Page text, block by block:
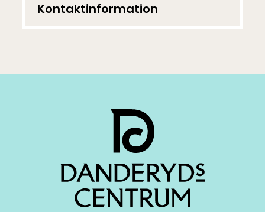
Kontaktinformation